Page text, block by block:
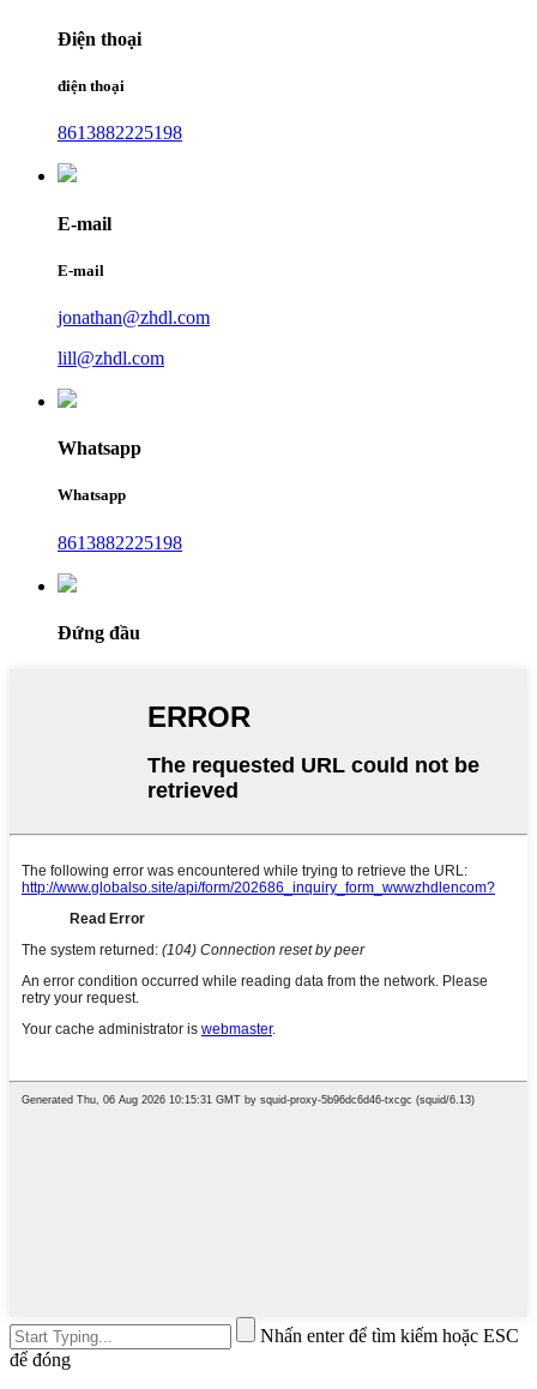
Điện thoại
điện thoại
8613882225198
E-mail
E-mail
jonathan@zhdl.com
lill@zhdl.com
Whatsapp
Whatsapp
8613882225198
Đứng đầu
Nhấn enter để tìm kiếm hoặc ESC
để đóng